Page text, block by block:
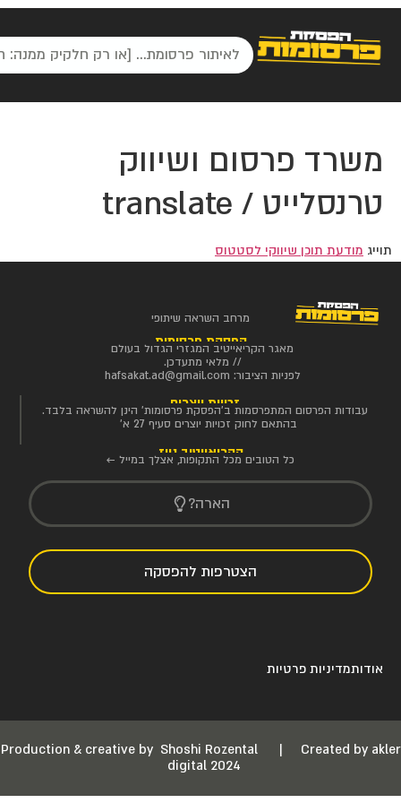
משרד פרסום ושיווק
טרנסלייט / translate
תוייג מודעת תוכן שיווקי לסטטוס
מרחב השראה שיתופי
הפסקת פרסומות
מאגר הקריאייטיב המגזרי הגדול בעולם
// מלאי מתעדכן.
לפניות הציבור: hafsakat.ad@gmail.com
זכויות יוצרים
עבודות הפרסום המתפרסמות ב'הפסקת פרסומות' הינן להשראה בלבד.
בהתאם לחוק זכויות יוצרים סעיף 27 א'
הקריאייטיב ניוז
כל הטובים מכל התקופות, אצלך במייל ←
הארה?
הצטרפות להפסקה
אודותמדיניות פרטיות
Production & creative by Shoshi Rozental | Created by akler
digital 2024